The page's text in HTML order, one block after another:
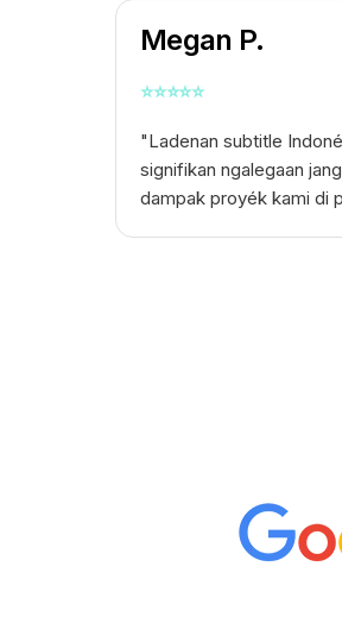
Megan P.
⭐⭐⭐⭐⭐
"Ladenan subtitle
signifikan ngalegaan
dampak proyék kami di